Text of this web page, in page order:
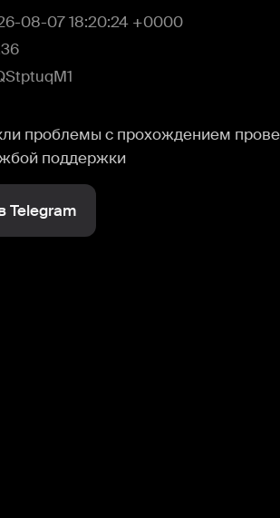
08-07 18:20:24 +0000
проблемы с прохождением
поддержки
Telegram